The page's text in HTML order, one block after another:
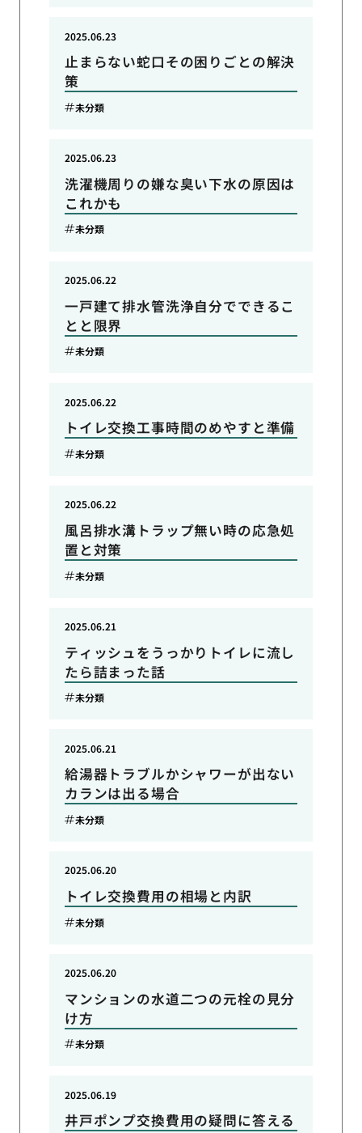
止まらない蛇口その困りごとの解決
策
2025.06.23
未分類
洗濯機周りの嫌な臭い下水の原因は
これかも
2025.06.23
未分類
一戸建て排水管洗浄自分でできるこ
とと限界
2025.06.22
未分類
トイレ交換工事時間のめやすと準備
2025.06.22
未分類
風呂排水溝トラップ無い時の応急処
置と対策
2025.06.22
未分類
ティッシュをうっかりトイレに流し
たら詰まった話
2025.06.21
未分類
給湯器トラブルかシャワーが出ない
カランは出る場合
2025.06.21
未分類
トイレ交換費用の相場と内訳
2025.06.20
未分類
マンションの水道二つの元栓の見分
け方
2025.06.20
未分類
井戸ポンプ交換費用の疑問に答える
2025.06.19